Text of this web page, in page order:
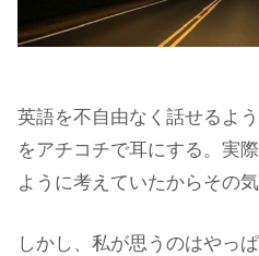
英語を不自由なく話せるよ
をアチコチで耳にする。実
ように考えていたからその
しかし、私が思うのはやっ